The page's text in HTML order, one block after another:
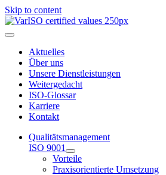
Skip to content
Aktuelles
Über uns
Unsere Dienstleistungen
Weitergedacht
ISO-Glossar
Karriere
Kontakt
Qualitätsmanagement
ISO 9001
Vorteile
Praxisorientierte Umsetzung